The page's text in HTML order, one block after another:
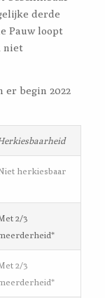
derde
Pauw loopt
niet
begin 2022
herkiesbaar
2/3
2/3